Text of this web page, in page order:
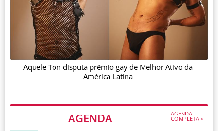
AGENDA AGENDA
COMPLETA >
Aquele Ton disputa prêmio gay de Melhor Ativo da
América Latina